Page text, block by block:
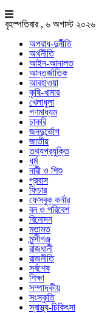
বৃহস্পতিবার , ৬ অগাস্ট ২০২৬
অপরাধ-দুর্নীতি
অর্থনীতি
আইন-আদালত
আন্তর্জাতিক
আবহাওয়া
কৃষি-খামার
খেলাধুলা
গণমাধ্যম
চাকরি
জনদুর্ভোগ
জাতীয়
তথ্যপ্রযুক্তি
ধর্ম
নারী ও শিশু
প্রবাস
ফিচার
ফেসবুক কর্নার
বন ও পরিবেশ
বিনোদন
মতামত
মুন্সীগঞ্জ
রাজধানী
রাজনীতি
সর্বশেষ
শিক্ষা
সম্পাদকীয়
সংস্কৃতি
স্বাস্থ্য-চিকিৎসা